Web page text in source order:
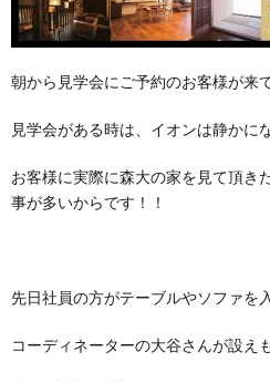
朝から見学会にご予約のお客様が来
見学会がある時は、イオンは静かに
お客様に実際に森大の家を見て頂き
事が多いからです！！
先日社員の方がテーブルやソファを
コーディネーターの大谷さんが設え